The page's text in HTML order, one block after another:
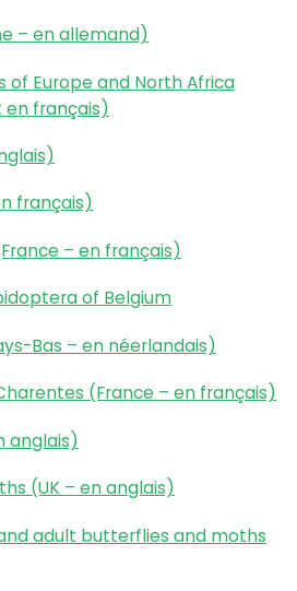
– en allemand)
of Europe and North Africa
en français)
français)
– en français)
of Belgium
Bas – en néerlandais)
(France – en français)
anglais)
(UK – en anglais)
adult butterflies and moths